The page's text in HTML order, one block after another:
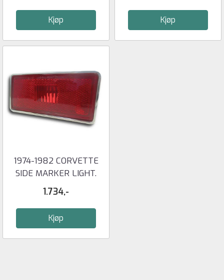
Kjøp Kjøp
1974-1982 CORVETTE
SIDE MARKER LIGHT.
RIGHT REAR ...
1.734,-
Kjøp